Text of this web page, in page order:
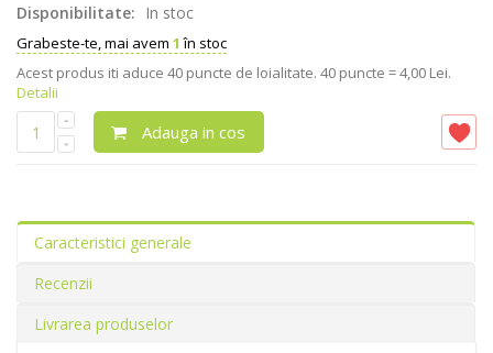
Disponibilitate: In stoc
Grabeste-te, mai avem 1 în stoc
Acest produs iti aduce 40 puncte de loialitate. 40 puncte = 4,00 Lei.
Detalii
Adauga in cos
Caracteristici generale
Recenzii
Livrarea produselor